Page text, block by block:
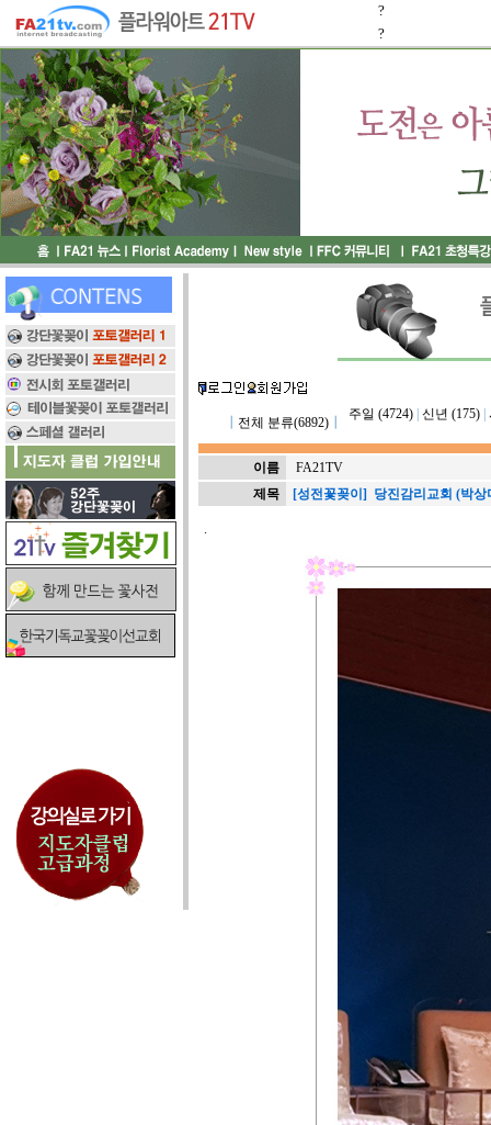
?
?
전체 분류(6892)┃
주일 (4724)| 신년 (175)|
이름
FA21TV
제목
[성전꽃꽂이] 당진감리교회 (박상
.